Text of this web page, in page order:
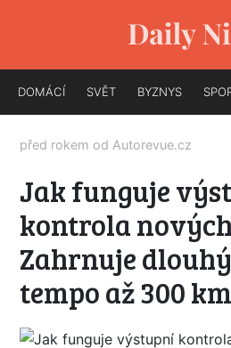
DOMÁCÍ SVĚT BYZNYS
před rokem od Autorevue.cz
Jak funguje
kontrola
Zahrnuje
tempo až 300